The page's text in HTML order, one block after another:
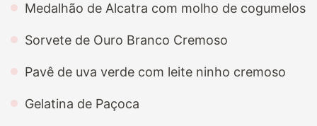
Medalhão de Alcatra com molho de cogumelos
Sorvete de Ouro Branco Cremoso
Pavê de uva verde com leite ninho cremoso
Gelatina de Paçoca